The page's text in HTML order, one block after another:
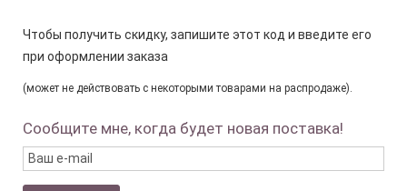
Чтобы получить скидку, запишите этот код и введите его
при оформлении заказа
(может не действовать с некоторыми товарами на распродаже).
Сообщите мне, когда будет новая поставка!